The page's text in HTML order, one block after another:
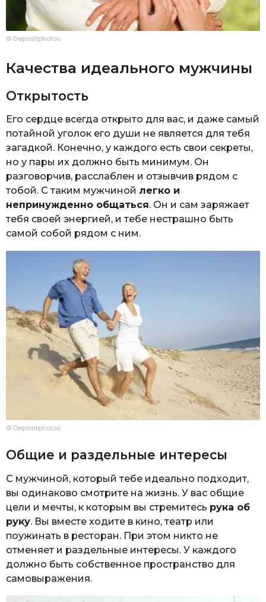
© Depositphotos
Качества идеального мужчины
Открытость
Его сердце всегда открыто для вас, и даже самый
потайной уголок его души не является для тебя
загадкой. Конечно, у каждого есть свои секреты,
но у пары их должно быть минимум. Он
разговорчив, расслаблен и отзывчив рядом с
тобой. С таким мужчиной легко и
непринужденно общаться. Он и сам заряжает
тебя своей энергией, и тебе нестрашно быть
самой собой рядом с ним.
© Depositphotos
Общие и раздельные интересы
С мужчиной, который тебе идеально подходит,
вы одинаково смотрите на жизнь. У вас общие
цели и мечты, к которым вы стремитесь рука об
руку. Вы вместе ходите в кино, театр или
поужинать в ресторан. При этом никто не
отменяет и раздельные интересы. У каждого
должно быть собственное пространство для
самовыражения.